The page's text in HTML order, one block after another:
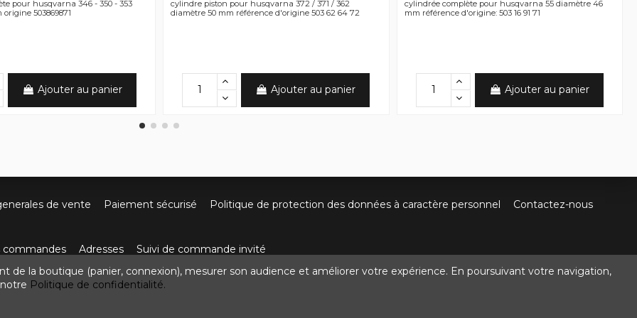
pour husqvarna 346 - 350 - 353
503869871
Ajouter au panier
cylindre piston pour husqvarna 372 / 371 / 362
diamètre 50 mm référence d'origine 503 62 64 72
Ajouter au panier
cylindrée complète pour husqvarna 55 diamètre 46
mm référence d'origine: 503 16 91 71
Ajouter au panier
de vente Paiement sécurisé Politique de protection des données à caractère personnel
Contactez-nous
commandes Adresses Suivi de commande invité
de Villefort 48800 Pied-de-Borne
de la boutique (panier, connexion), mesurer son audience et améliorer votre expérience. En poursuivant votre navigation,
Politique de confidentialité.